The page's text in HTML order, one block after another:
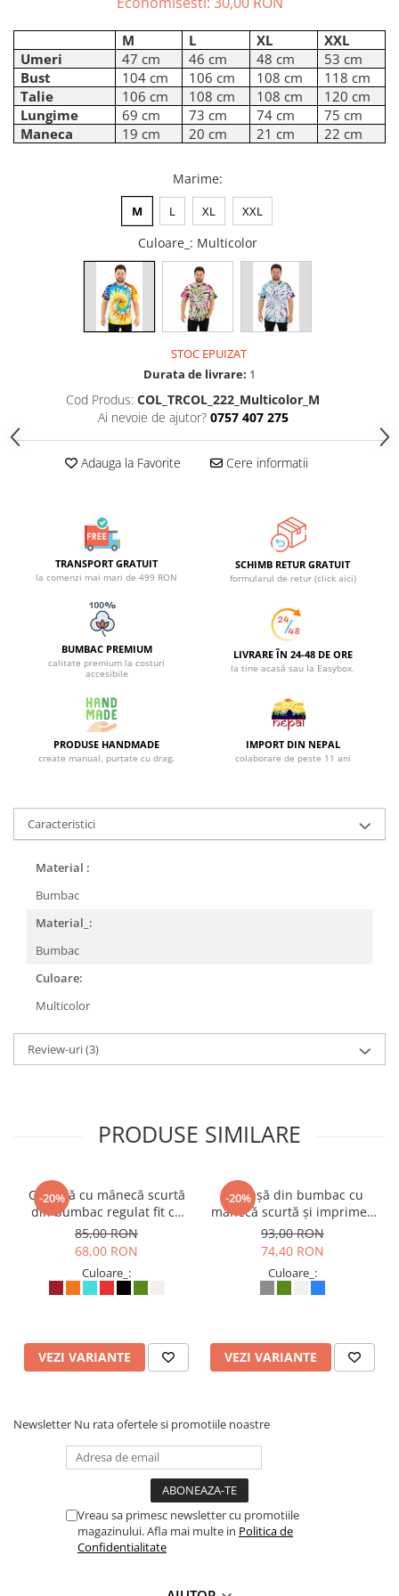
Căciuli
Eșarfe
Bentițe
Mănuși
Jambiere din Lână
M L XL
XXL
Umeri
47 cm 46 cm 48 cm
53 cm
Bust
104 cm 106 cm 108 cm
118 cm
Talie
106 cm 108 cm 108 cm
120 cm
Lungime
69 cm 73 cm 74 cm
75 cm
Maneca
19 cm 20 cm 21 cm 22 cm
Marime:
M L XL XXL
Culoare_ : Multicolor
STOC EPUIZAT
Durata de livrare: 1
Cod Produs: COL_TRCOL_222_Multicolor_M
Ai nevoie de ajutor? 0757 407 275
Adauga la Favorite Cere informatii
TRANSPORT GRATUIT
la comenzi mai mari de 499 RON
SCHIMB RETUR GRATUIT
formularul de retur (click aici)
BUMBAC PREMIUM
calitate premium la costuri
accesibile
LIVRARE ÎN 24-48 DE ORE
la tine acasă sau la Easybox.
PRODUSE HANDMADE
create manual, purtate cu drag.
IMPORT DIN NEPAL
colaborare de peste 11 ani
Caracteristici
Material :
Bumbac
Material_:
Bumbac
Culoare:
Multicolor
Review-uri(3)
PRODUSE SIMILARE
-20%
Cămașă cu mânecă scurtă
din bumbac regulat fit cu
nasturi din lemn - Verde
85,00 RON
68,00 RON
Culoare_:
VEZI VARIANTE
-20%
Cămașă din bumbac cu
mânecă scurtă și imprimeu
cu ciuperci - Alb
93,00 RON
74,40 RON
Culoare_:
VEZI VARIANTE
Newsletter Nu rata ofertele si promotiile noastre
Vreau sa primesc newsletter cu promotiile
magazinului. Afla mai multe in Politica de
Confidentialitate